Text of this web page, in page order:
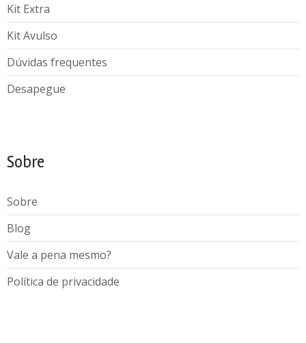
Kit Extra
Kit Avulso
Dúvidas frequentes
Desapegue
Sobre
Sobre
Blog
Vale a pena mesmo?
Política de privacidade